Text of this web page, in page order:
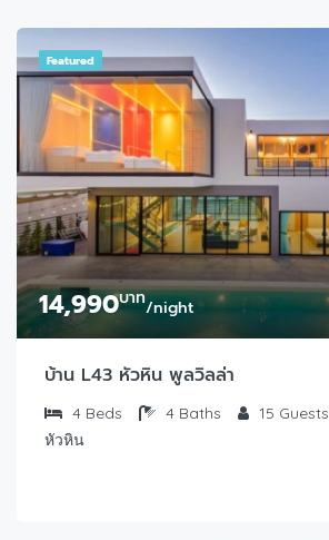
Featured
14,990บาท/night
บ้าน L43 หัวหิน พูลวิลล่า
4 Beds 4 Baths 15 Guests
หัวหิน